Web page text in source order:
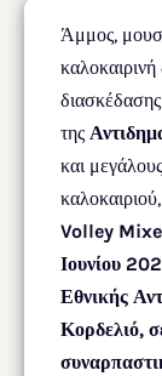
Άμμος,
καλοκαιρινή
της
και
Volley
Ιουνίου
Εθνικής
Κορδελιό,